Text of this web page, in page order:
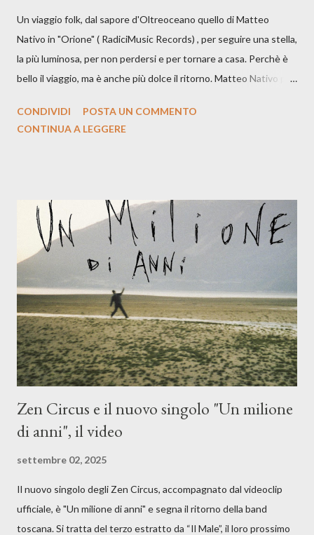
Un viaggio folk, dal sapore d'Oltreoceano quello di Matteo
Nativo in "Orione" ( RadiciMusic Records) , per seguire una stella,
la più luminosa, per non perdersi e per tornare a casa. Perchè è
bello il viaggio, ma è anche più dolce il ritorno. Matteo Nativo per
indubbiamente matura e consapevole oltre che con ottimi
Dicevamo. Ed è da qui che il nostro inizia questo concept
musicale, con " Che ora è" , raccontando la separazione dalla
moglie, del senso di sconfitta e del caldo afoso che opprime,
giusta condizione di sopraffazione: "Non so che ora è, che giorno
è, di questa estate che...". E' raro fare uscire come singolo una
cover, ma...
CONDIVIDI
POSTA UN COMMENTO
CONTINUA A LEGGERE
Zen Circus e il nuovo singolo "Un milione
di anni", il video
settembre 02, 2025
Il nuovo singolo degli Zen Circus, accompagnato dal videoclip
ufficiale, è "Un milione di anni" e segna il ritorno della band
toscana. Si tratta del terzo estratto da “Il Male”, il loro prossimo